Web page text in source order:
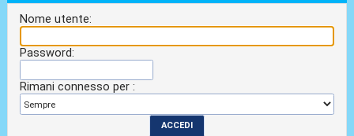
Nome utente:
Password:
Rimani connesso per :